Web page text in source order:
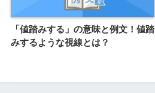
「値踏みする」の意味と例文！値踏
みするような視線とは？